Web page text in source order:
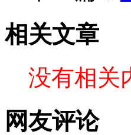
相关文章
没有相关
网友评论